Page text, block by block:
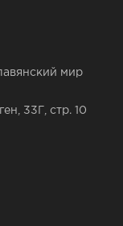
мир
33Г, стр. 10